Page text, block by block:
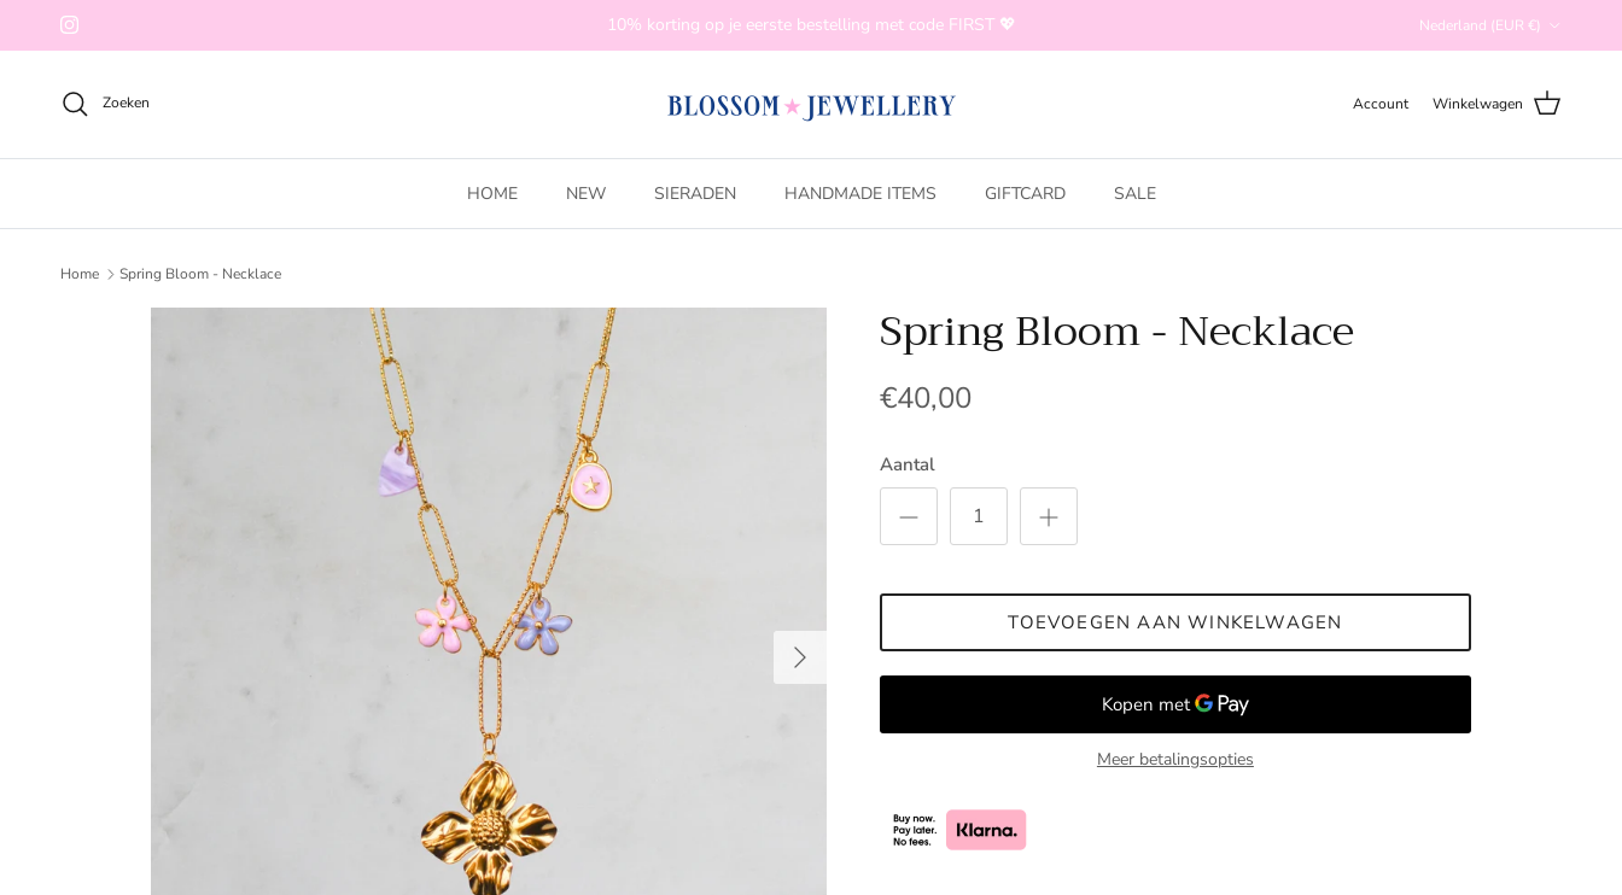
Ga naar inhoud
Instagram 10% korting op je eerste bestelling met code FIRST 💖 Nederland (EUR €)
Zoeken Account Winkelwagen
HOME NEW SIERADEN HANDMADE ITEMS GIFTCARD SALE
Home Spring Bloom - Necklace
Volgende
Spring Bloom - Necklace
€40,00
Aantal
TOEVOEGEN AAN WINKELWAGEN
Meer betalingsopties